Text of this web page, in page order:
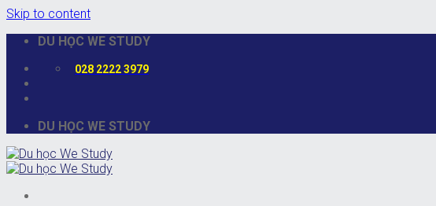
Skip to content
DU HỌC WE STUDY
028 2222 3979
DU HỌC WE STUDY